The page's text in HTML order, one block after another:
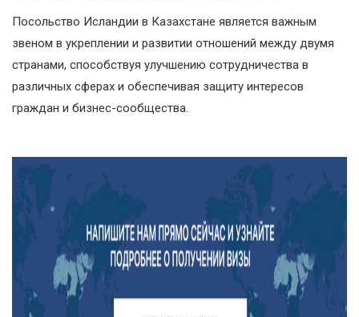
Посольство Исландии в Казахстане является важным
звеном в укреплении и развитии отношений между двумя
странами, способствуя улучшению сотрудничества в
различных сферах и обеспечивая защиту интересов
граждан и бизнес-сообщества.